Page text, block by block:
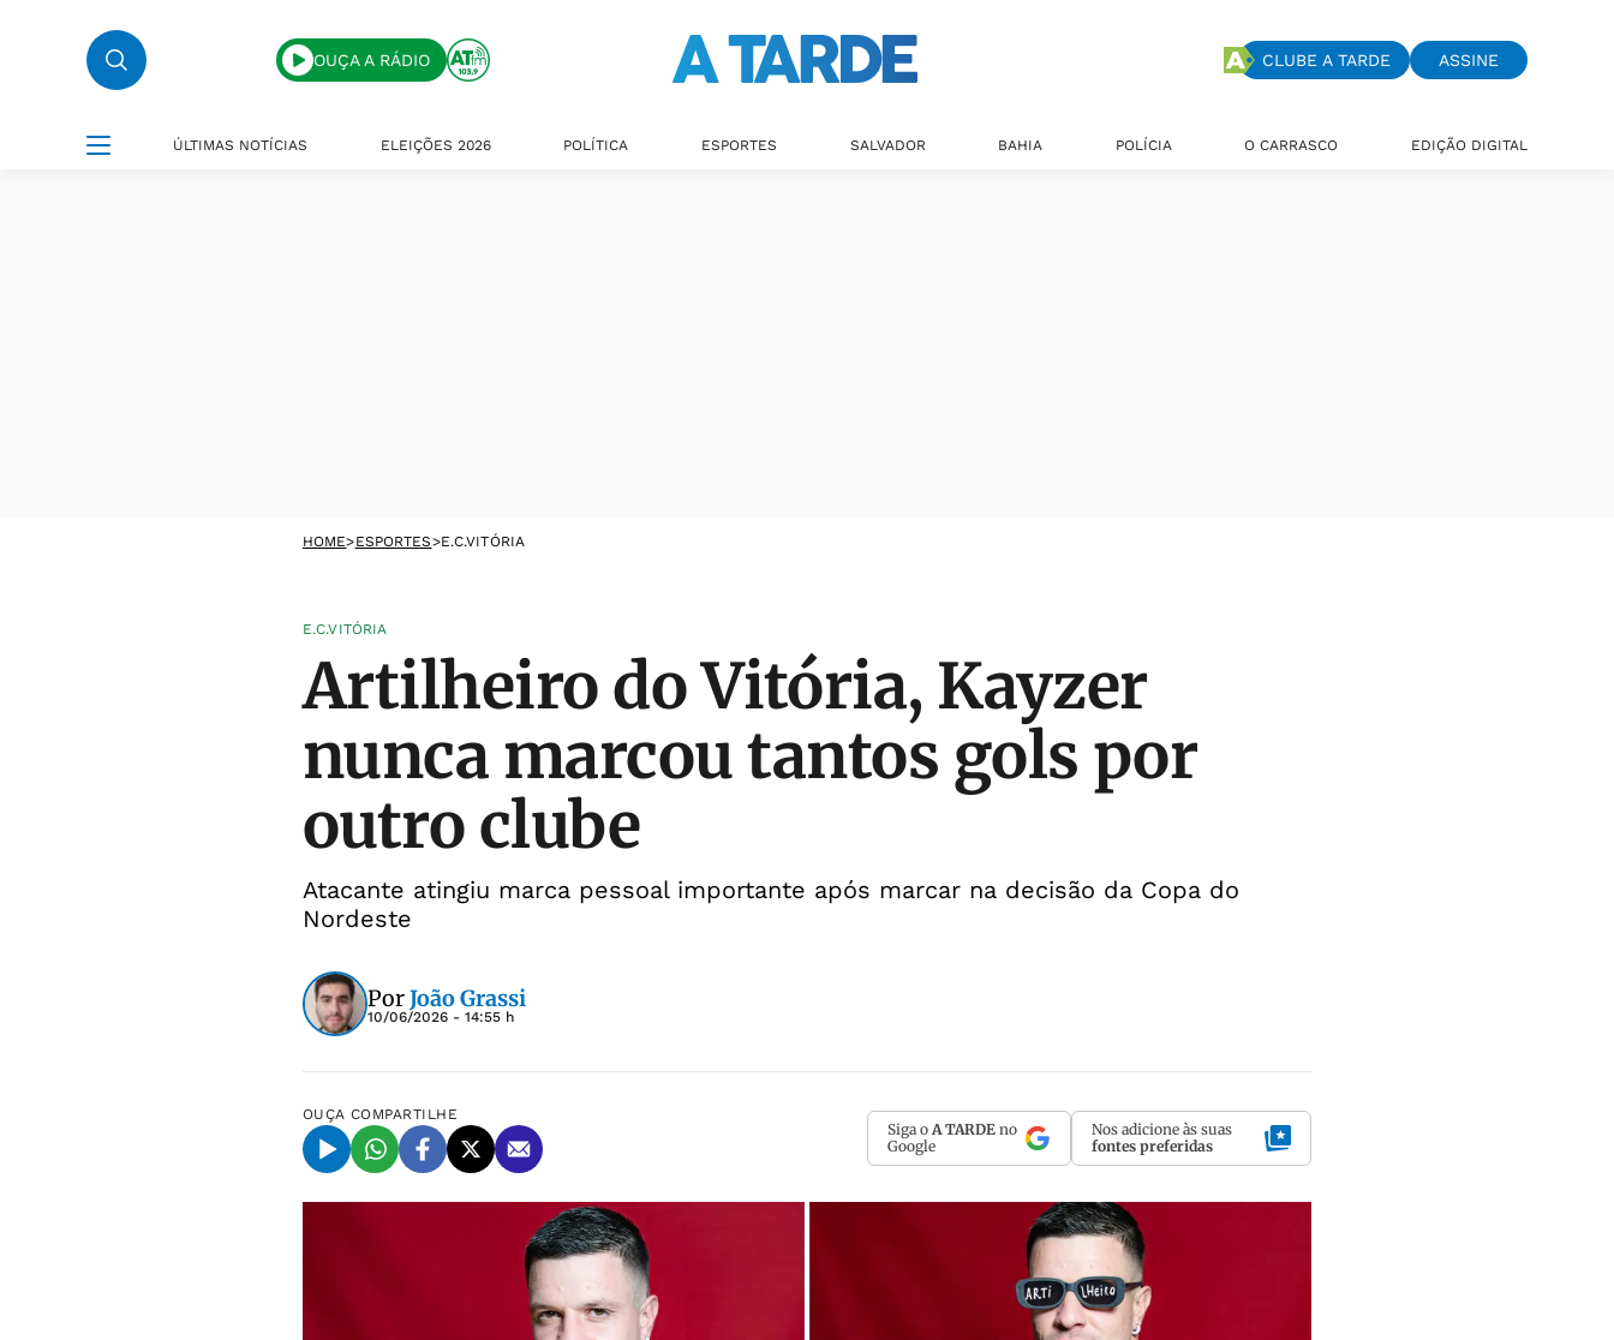
OUÇA A RÁDIO CLUBE A TARDE ASSINE
ÚLTIMAS NOTÍCIAS ELEIÇÕES 2026 POLÍTICA ESPORTES SALVADOR BAHIA POLÍCIA O CARRASCO EDIÇÃO DIGITAL
HOME>ESPORTES>E.C.VITÓRIA
E.C.VITÓRIA
Artilheiro do Vitória, Kayzer
nunca marcou tantos gols por
outro clube
Atacante atingiu marca pessoal importante após marcar na decisão da Copa do
Nordeste
PorJoão Grassi
10/06/2026 - 14:55 h
OUÇA COMPARTILHE
Siga o A TARDE no
Google
Nos adicione às suas
fontes preferidas